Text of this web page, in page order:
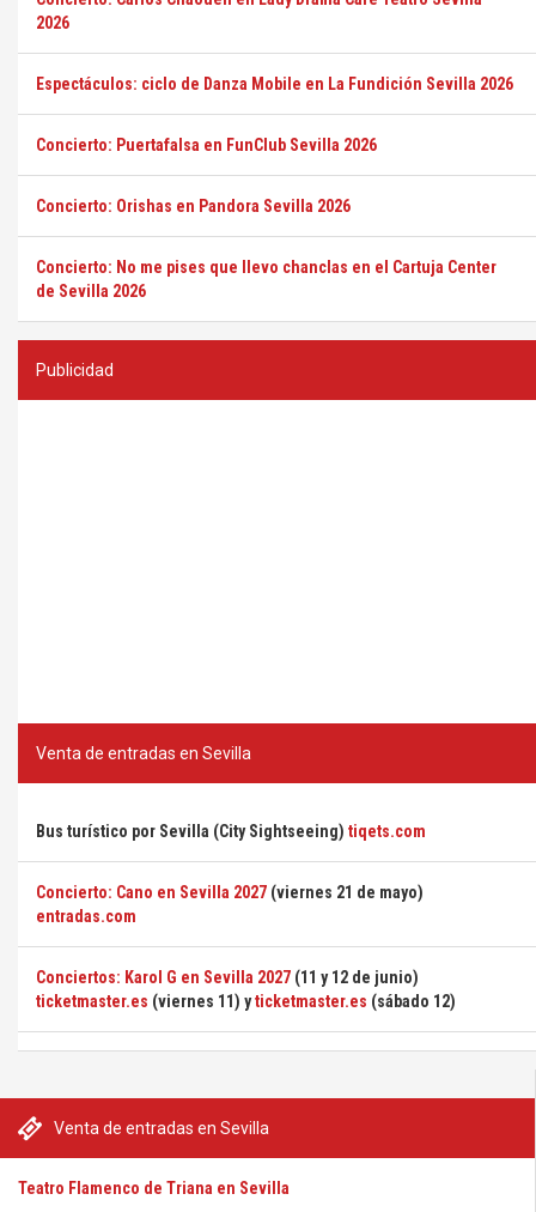
Venta de entradas en Sevilla
Teatro Flamenco de Triana en Sevilla
2026
Espectáculos: ciclo de Danza Mobile en La Fundición Sevilla 2026
Concierto: Puertafalsa en FunClub Sevilla 2026
Concierto: Orishas en Pandora Sevilla 2026
Concierto: No me pises que llevo chanclas en el Cartuja Center
de Sevilla 2026
Publicidad
Venta de entradas en Sevilla
Bus turístico por Sevilla (City Sightseeing) tiqets.com
Concierto: Cano en Sevilla 2027 (viernes 21 de mayo)
entradas.com
Conciertos: Karol G en Sevilla 2027 (11 y 12 de junio)
ticketmaster.es (viernes 11) yticketmaster.es (sábado 12)